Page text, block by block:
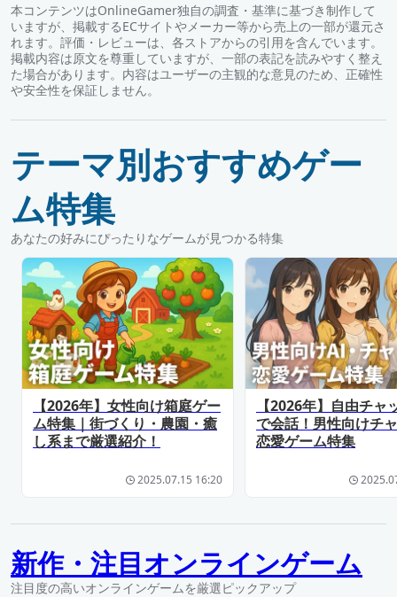
本コンテンツはOnlineGamer独自の調査・基準に基づき制作して
いますが、掲載するECサイトやメーカー等から売上の一部が還元さ
れます。評価・レビューは、各ストアからの引用を含んでいます。
掲載内容は原文を尊重していますが、一部の表記を読みやすく整え
た場合があります。内容はユーザーの主観的な意見のため、正確性
や安全性を保証しません。
テーマ別おすすめゲー
ム特集
あなたの好みにぴったりなゲームが見つかる特集
【2026年】女性向け箱庭ゲー
ム特集｜街づくり・農園・癒
し系まで厳選紹介！
2025.07.15 16:20
【2026年】自由チャ
で会話！男性向けチ
恋愛ゲーム特集
新作・注目オンラインゲーム
注目度の高いオンラインゲームを厳選ピックアップ